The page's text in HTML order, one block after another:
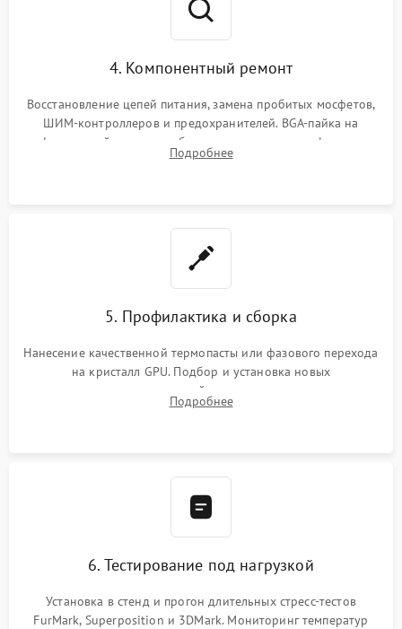
4. Компонентный ремонт
Восстановление цепей питания, замена пробитых мосфетов,
ШИМ-контроллеров и предохранителей. BGA-пайка на
инфракрасной станции реболлинг или замена графического
чипа и дефектной памяти GDDR. Прошивка BIOS
Подробнее
5. Профилактика и сборка
Нанесение качественной термопасты или фазового перехода
на кристалл GPU. Подбор и установка новых
термопрокладок правильной толщины на память и цепи
питания. Монтаж радиатора и бэкплейта, подключение и
Подробнее
6. Тестирование под нагрузкой
Установка в стенд и прогон длительных стресс-тестов
FurMark, Superposition и 3DMark. Мониторинг температур